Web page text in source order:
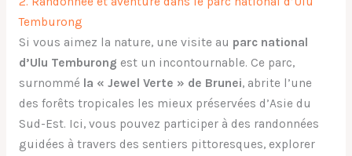
Temburong
Si vous aimez la nature, une visite au parc national
d’Ulu Temburong est un incontournable. Ce parc,
surnommé la « Jewel Verte » de Brunei, abrite l’une
des forêts tropicales les mieux préservées d’Asie du
Sud-Est. Ici, vous pouvez participer à des randonnées
guidées à travers des sentiers pittoresques, explorer